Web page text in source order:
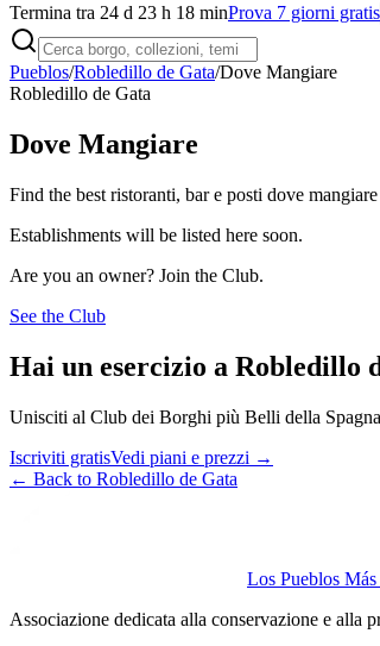
Termina tra 24 d 23 h 18 minProva 7 giorni gratis
Pueblos/Robledillo de Gata/Dove Mangiare
Robledillo de Gata
Dove Mangiare
Find the best ristoranti, bar e posti dove
Establishments will be listed here soon.
Are you an owner? Join the Club.
See the Club
Hai un esercizio a Robledillo
Unisciti al Club dei Borghi più Belli della
Iscriviti gratisVedi piani e prezzi →
← Back to Robledillo de Gata
Los Pueblos
Associazione dedicata alla conservazione e alla